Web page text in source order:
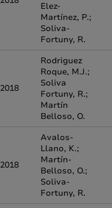
Elez-
Martínez, P.;
Soliva-
Fortuny, R.
2018
Rodriguez
Roque, M.J.;
Soliva
Fortuny, R.;
Martín
Belloso, O.
2018
Avalos-
Llano, K.;
Martín-
Belloso, O.;
Soliva-
Fortuny, R.